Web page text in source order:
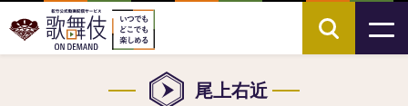
尾上右近